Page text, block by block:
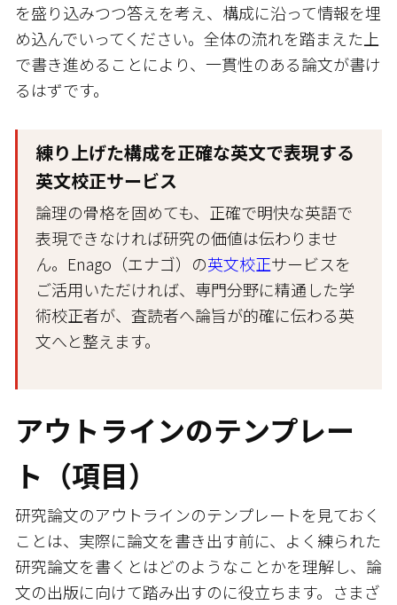
を盛り込みつつ答えを考え、構成に沿って情報を埋
め込んでいってください。全体の流れを踏まえた上
で書き進めることにより、一貫性のある論文が書け
るはずです。
練り上げた構成を正確な英文で表現する
英文校正サービス
論理の骨格を固めても、正確で明快な英語で
表現できなければ研究の価値は伝わりませ
ん。Enago（エナゴ）の英文校正サービスを
ご活用いただければ、専門分野に精通した学
術校正者が、査読者へ論旨が的確に伝わる英
文へと整えます。
アウトラインのテンプレー
ト（項目）
研究論文のアウトラインのテンプレートを見ておく
ことは、実際に論文を書き出す前に、よく練られた
研究論文を書くとはどのようなことかを理解し、論
文の出版に向けて踏み出すのに役立ちます。さまざ